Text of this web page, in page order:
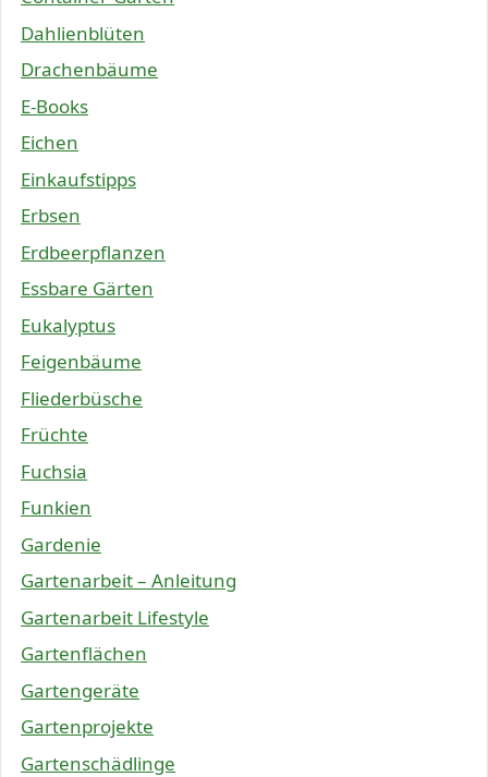
Dahlienblüten
Drachenbäume
E-Books
Eichen
Einkaufstipps
Erbsen
Erdbeerpflanzen
Essbare Gärten
Eukalyptus
Feigenbäume
Fliederbüsche
Früchte
Fuchsia
Funkien
Gardenie
Gartenarbeit – Anleitung
Gartenarbeit Lifestyle
Gartenflächen
Gartengeräte
Gartenprojekte
Gartenschädlinge